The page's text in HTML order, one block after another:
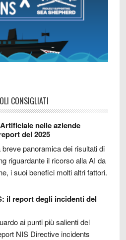
CONSIGLIATI
nelle aziende
del 2025
breve panoramica dei risultati di
riguardante il ricorso alla AI da
i suoi benefici molti altri fattori.
il report degli incidenti del
ai punti più salienti del
NIS Directive incidents